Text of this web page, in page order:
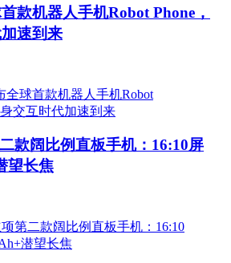
款机器人手机Robot Phone，
速到来
款阔比例直板手机：16:10屏
望长焦